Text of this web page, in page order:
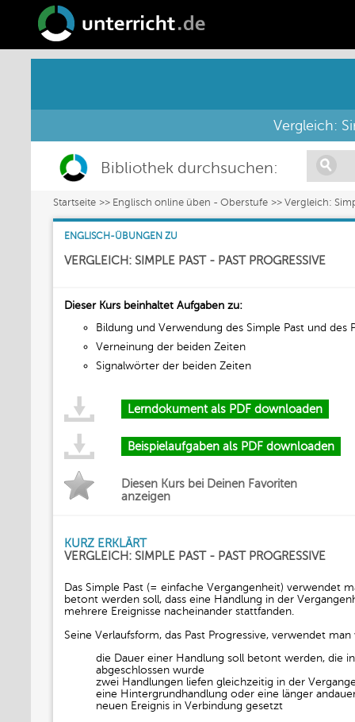
Vergleich:
Bibliothek durchsuchen:
Startseite Englisch online üben - Oberstufe Vergleich:
ENGLISCH-ÜBUNGEN ZU
VERGLEICH: SIMPLE PAST - PAST PROGRESSIVE
Dieser Kurs beinhaltet Aufgaben zu:
Bildung und Verwendung des Simple Past und des
Verneinung der beiden Zeiten
Signalwörter der beiden Zeiten
Lerndokument als PDF downloaden
Beispielaufgaben als PDF downloaden
Diesen Kurs bei Deinen Favoriten
anzeigen
KURZ ERKLÄRT
VERGLEICH: SIMPLE PAST - PAST PROGRESSIVE
Das Simple Past (= einfache Vergangenheit) verwendet
betont werden soll, dass eine Handlung in der
mehrere Ereignisse nacheinander stattfanden.
Seine Verlaufsform, das Past Progressive, verwendet
die Dauer einer Handlung soll betont werden, die
abgeschlossen wurde
zwei Handlungen liefen gleichzeitig in der
eine Hintergrundhandlung oder eine länger
neuen Ereignis in Verbindung gesetzt